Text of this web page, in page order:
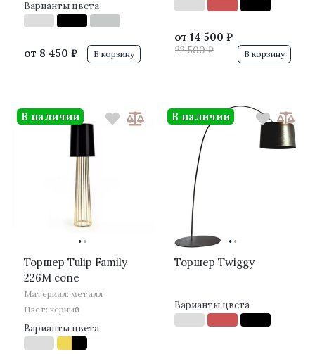
Варианты цвета
от 8 450 ₽ В корзину
от 14 500 ₽
22 500 ₽ В корзину
··
Торшер Tulip Family
226M cone
Материал: металл
Цвет: черный
Варианты цвета
В наличии
··
Торшер Twiggy
Варианты цвета
В наличии